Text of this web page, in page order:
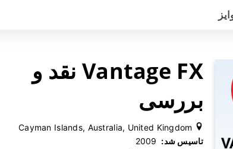
Vantage FX نقد و
بررسی
تاسیس شد: